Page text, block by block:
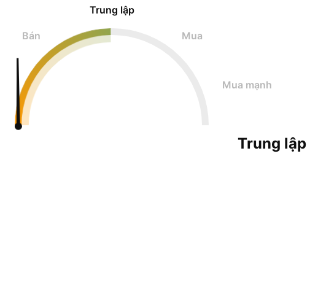
Trung lập
Bán Mua
Mua mạnh
Trung lập